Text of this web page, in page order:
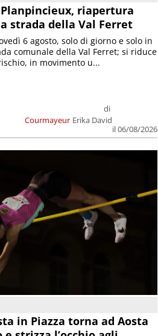
riapertura
strada della Val Ferret
Courmayeur
di
Erika David
il 06/08/2026
6 agosto, solo di giorno e solo in
comunale della Val Ferret; si riduce
in movimento u...
in Piazza torna ad Aosta